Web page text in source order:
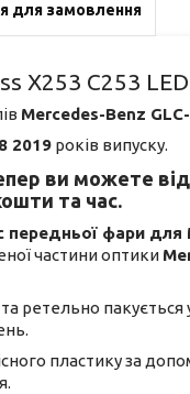
для замовлення
X253 C253
Mercedes-Benz
2019 років випуску.
ви можете
та час.
передньої фари
частини оптики
ретельно
пластику за